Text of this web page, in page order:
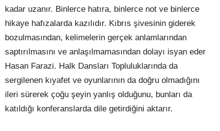
kadar uzanır. Binlerce hatıra, binlerce not ve binlerce
hikaye hafızalarda kazılıdır. Kıbrıs şivesinin giderek
bozulmasından, kelimelerin gerçek anlamlarından
saptırılmasını ve anlaşılmamasından dolayı isyan eder
Hasan Farazi. Halk Dansları Topluluklarında da
sergilenen kıyafet ve oyunlarının da doğru olmadığını
ileri sürerek çoğu şeyin yanlış olduğunu, bunları da
katıldığı konferanslarda dile getirdiğini aktarır.